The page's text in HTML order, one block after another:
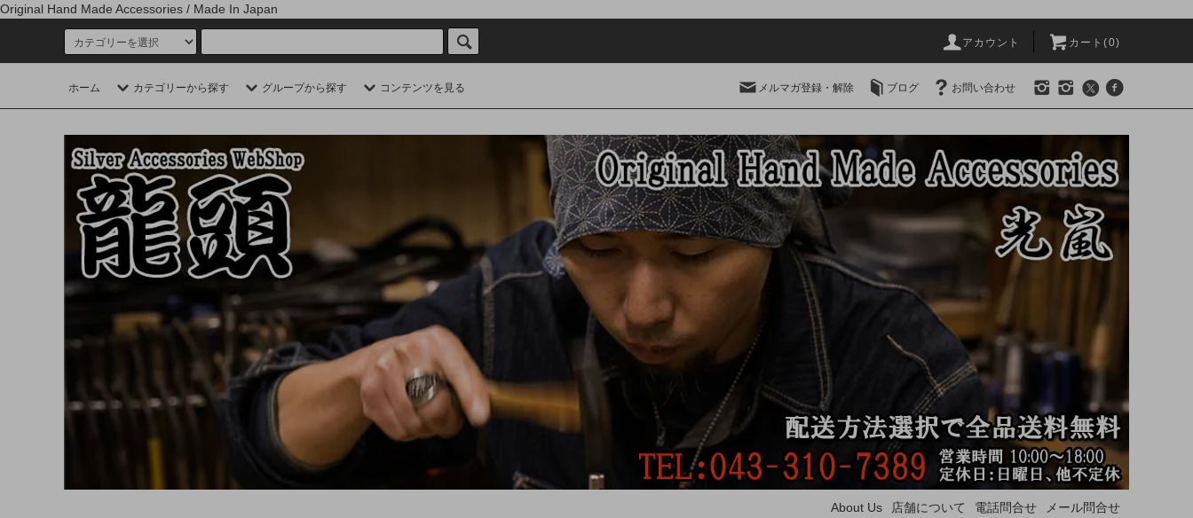
Original Hand Made Accessories / Made In Japan
アカウント カート(0)
ホーム カテゴリーから探す グループから探す コンテンツを見る メルマガ登録・解除 ブログ お問い合わせ
About Us 店舗について 電話問合せ メール問合せ